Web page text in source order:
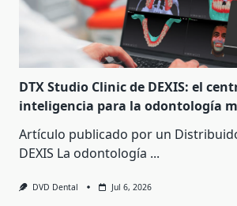
DTX Studio Clinic de DEXIS: el
inteligencia para la odontología
Artículo publicado por un
DEXIS La odontología ...
DVD Dental Jul 6, 2026